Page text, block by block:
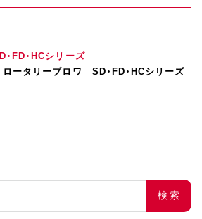
ータリーブロワ SD・FD・HCシリーズ
・FD・HCシリーズ
検索